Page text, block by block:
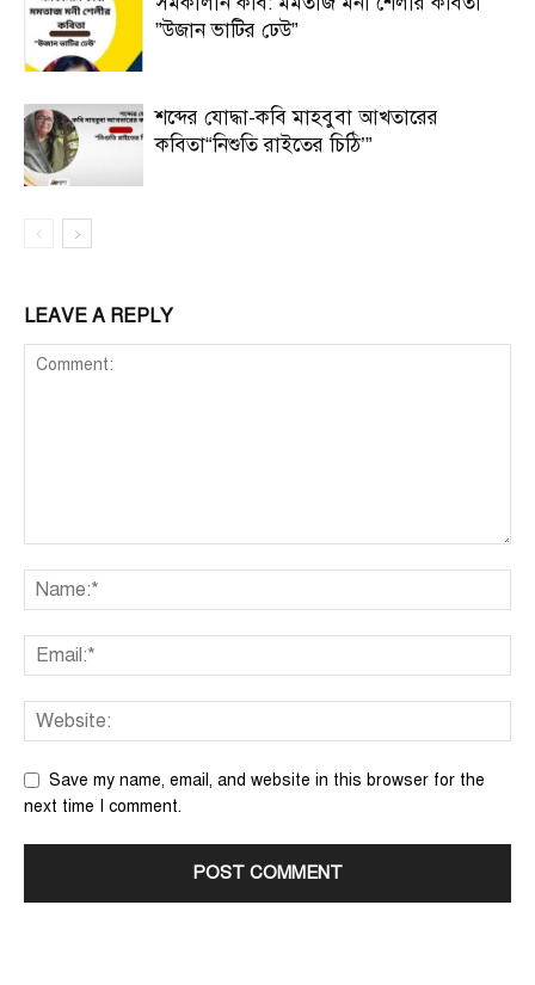
”উজান ভাটির ঢেউ”
শব্দের যোদ্ধা-কবি মাহবুবা আখতারের
কবিতা“নিশুতি রাইতের চিঠি’”
LEAVE A REPLY
Save my name, email, and website in this browser for the
next time I comment.